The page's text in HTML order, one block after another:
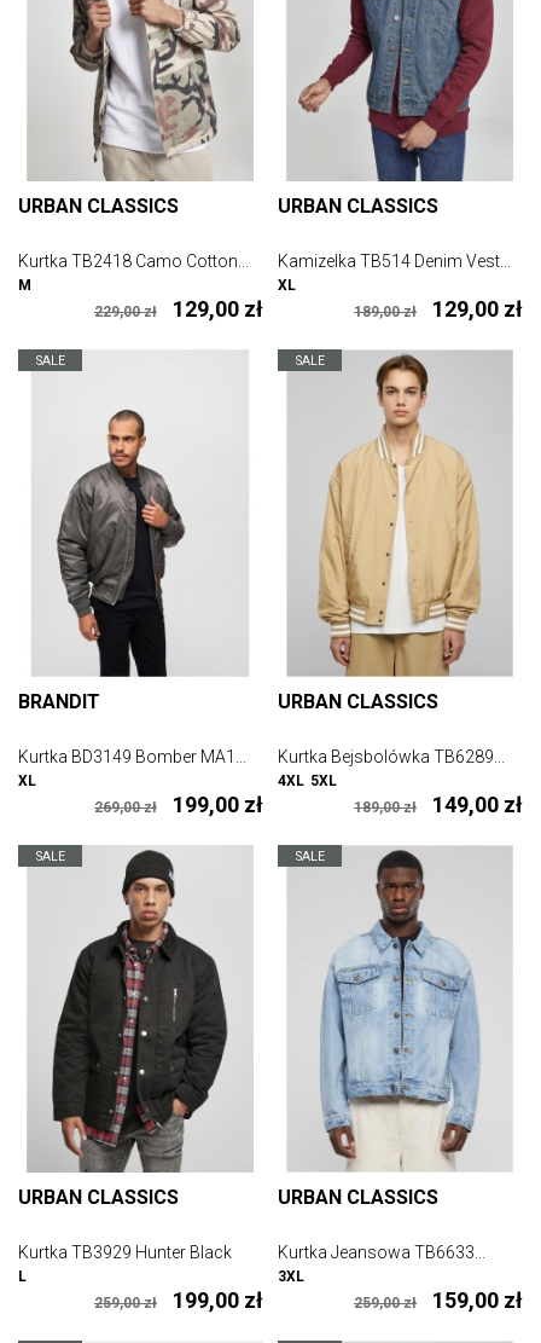
URBAN CLASSICS
Kurtka TB2418 Camo Cotton...
129,00 zł
229,00 zł
M
URBAN CLASSICS
Kamizelka TB514 Denim Vest...
129,00 zł
189,00 zł
XL
SALE
BRANDIT
Kurtka BD3149 Bomber MA1...
199,00 zł
269,00 zł
XL
SALE
URBAN CLASSICS
Kurtka Bejsbolówka TB6289...
149,00 zł
189,00 zł
4XL 5XL
SALE
URBAN CLASSICS
Kurtka TB3929 Hunter Black
199,00 zł
259,00 zł
L
SALE
URBAN CLASSICS
Kurtka Jeansowa TB6633...
159,00 zł
259,00 zł
3XL